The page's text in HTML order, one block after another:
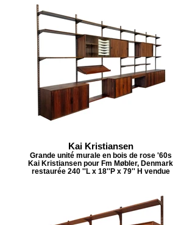
Kai Kristiansen
Grande unité murale en bois de rose '60s
Kai Kristiansen pour Fm Møbler, Denmark
restaurée 240 ''L x 18''P x 79'' H vendue